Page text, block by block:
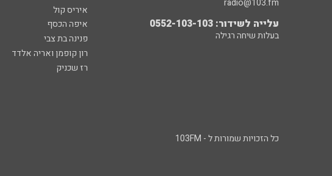
איריס קול
איפה הכסף
פנינה בת צבי
רון קופמן ואריה אלדד
רז שכניק
radio@103.fm
עלייה לשידור: 0552-103-103
בעלות שיחה רגילה
כל הזכויות שמורות ל - 103FM